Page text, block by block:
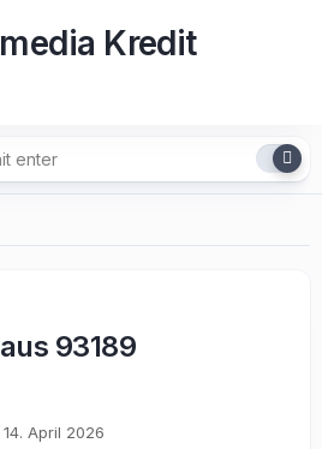
93189
14. April 2026